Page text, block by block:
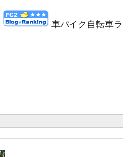
車バイク自転車ラ